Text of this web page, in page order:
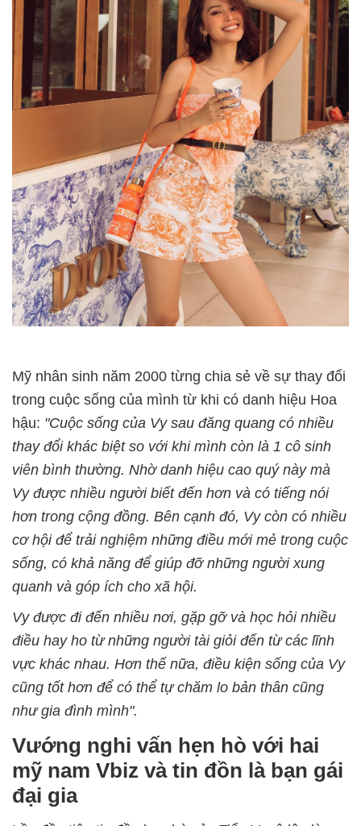
Mỹ nhân sinh năm 2000 từng chia sẻ về sự thay đổi
trong cuộc sống của mình từ khi có danh hiệu Hoa
hậu: "Cuộc sống của Vy sau đăng quang có nhiều
thay đổi khác biệt so với khi mình còn là 1 cô sinh
viên bình thường. Nhờ danh hiệu cao quý này mà
Vy được nhiều người biết đến hơn và có tiếng nói
hơn trong cộng đồng. Bên cạnh đó, Vy còn có nhiều
cơ hội để trải nghiệm những điều mới mẻ trong cuộc
sống, có khả năng để giúp đỡ những người xung
quanh và góp ích cho xã hội.
Vy được đi đến nhiều nơi, gặp gỡ và học hỏi nhiều
điều hay ho từ những người tài giỏi đến từ các lĩnh
vực khác nhau. Hơn thế nữa, điều kiện sống của Vy
cũng tốt hơn để có thể tự chăm lo bản thân cũng
như gia đình mình".
Vướng nghi vấn hẹn hò với hai
mỹ nam Vbiz và tin đồn là bạn gái
đại gia